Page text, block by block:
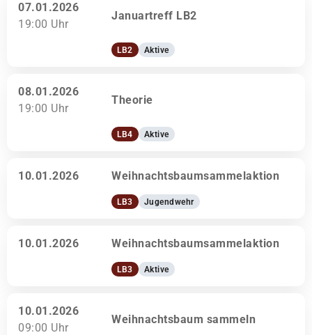
07.01.2026
19:00 Uhr
Januartreff LB2
LB2 Aktive
08.01.2026
19:00 Uhr
Theorie
LB4 Aktive
10.01.2026 Weihnachtsbaumsammelaktion
LB3 Jugendwehr
10.01.2026 Weihnachtsbaumsammelaktion
LB3 Aktive
10.01.2026
09:00 Uhr
Weihnachtsbaum sammeln